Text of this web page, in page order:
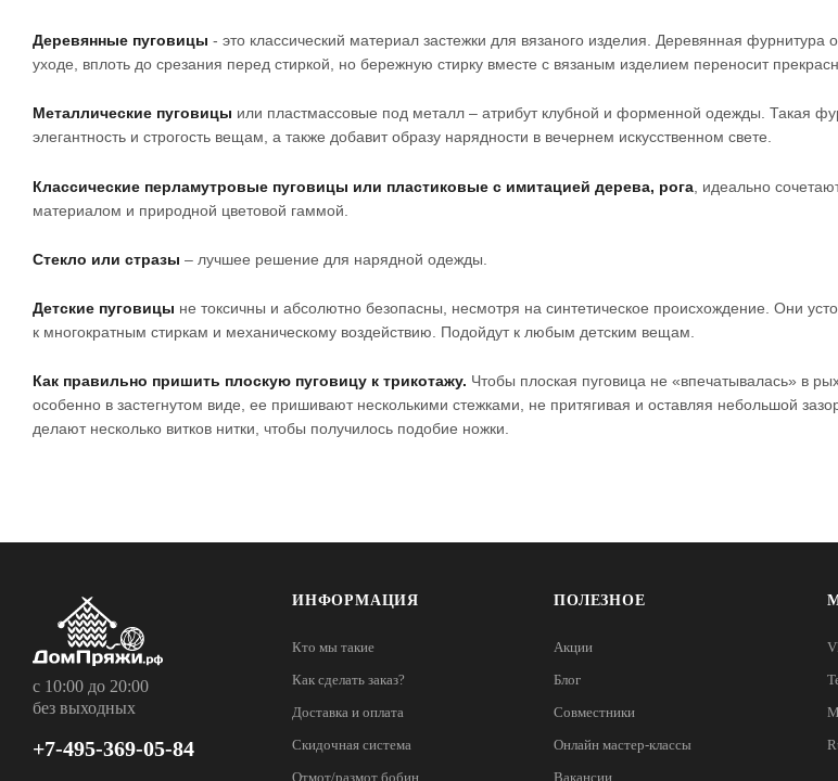
Деревянные пуговицы - это классический материал застежки для вязаного изделия. Деревянная фурнитура
уходе, вплоть до срезания перед стиркой, но бережную стирку вместе с вязаным изделием переносит
Металлические пуговицы или пластмассовые под металл – атрибут клубной и форменной одежды. Такая
элегантность и строгость вещам, а также добавит образу нарядности в вечернем искусственном свете.
Классические перламутровые пуговицы или пластиковые с имитацией дерева, рога , идеально
материалом и природной цветовой гаммой.
Стекло или стразы – лучшее решение для нарядной одежды.
Детские пуговицы не токсичны и абсолютно безопасны, несмотря на синтетическое происхождение. Они
к многократным стиркам и механическому воздействию. Подойдут к любым детским вещам.
Как правильно пришить плоскую пуговицу к трикотажу. Чтобы плоская пуговица не «впечатывалась» в
особенно в застегнутом виде, ее пришивают несколькими стежками, не притягивая и оставляя небольшой
делают несколько витков нитки, чтобы получилось подобие ножки.
с 10:00 до 20:00
без выходных
+7-495-369-05-84
ИНФОРМАЦИЯ
Кто мы такие
Как сделать заказ?
Доставка и оплата
Скидочная система
Отмот/размот бобин
ПОЛЕЗНОЕ
Акции
Блог
Совместники
Онлайн мастер-классы
Вакансии